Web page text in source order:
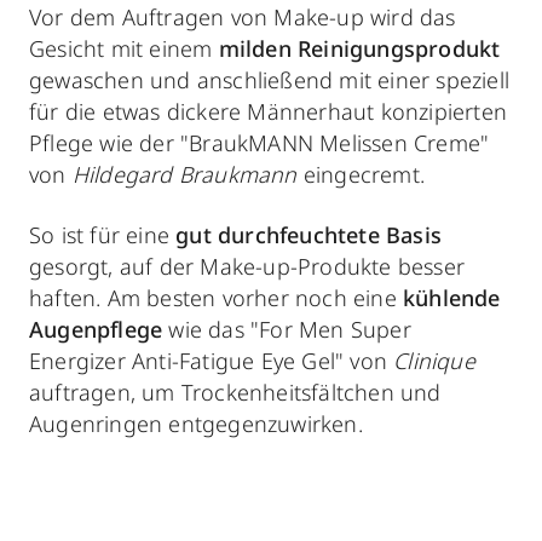
Vor dem Auftragen von Make-up wird das
Gesicht mit einem milden Reinigungsprodukt
gewaschen und anschließend mit einer speziell
für die etwas dickere Männerhaut konzipierten
Pflege wie der "BraukMANN Melissen Creme"
von Hildegard Braukmann eingecremt.
So ist für eine gut durchfeuchtete Basis
gesorgt, auf der Make-up-Produkte besser
haften. Am besten vorher noch eine kühlende
Augenpflegewie das "For Men Super
Energizer Anti-Fatigue Eye Gel" von Clinique
auftragen, um Trockenheitsfältchen und
Augenringen entgegenzuwirken.